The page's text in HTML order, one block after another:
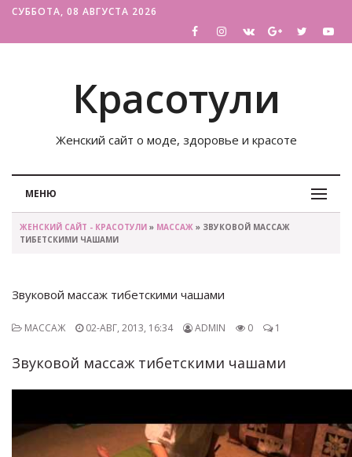
СУББОТА, 08 АВГУСТА 2026
Красотули
Женский сайт о моде, здоровье и красоте
МЕНЮ
ЖЕНСКИЙ САЙТ - КРАСОТУЛИ » МАССАЖ » ЗВУКОВОЙ МАССАЖ
ТИБЕТСКИМИ ЧАШАМИ
Звуковой массаж тибетскими чашами
МАССАЖ 02-АВГ, 2013, 16:34 ADMIN 0 1
Звуковой массаж тибетскими чашами